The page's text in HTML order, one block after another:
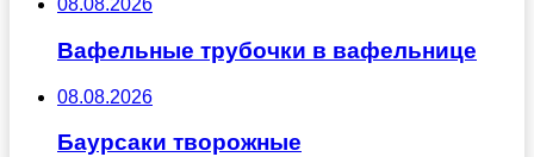
08.08.2026
Вафельные трубочки в вафельнице
08.08.2026
Баурсаки творожные